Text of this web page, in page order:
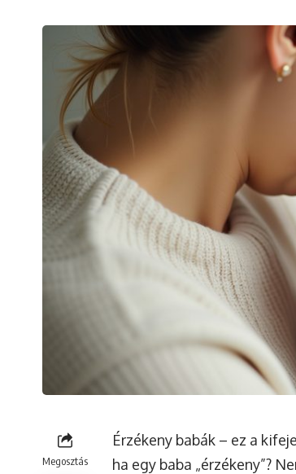
Megosztás
Érzékeny babák – ez a
ha egy baba „érzékeny”?